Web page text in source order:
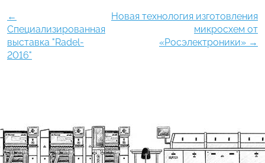
←
Специализированная
выставка "Radel-
2016"
Новая технология изготовления
микросхем от
«Росэлектроники» →